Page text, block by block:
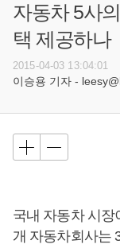
자동차 5사
택 제공하나
2015-04-03 13:04:01
이승용 기자 -
국내 자동차 시장
개 자동차회사는